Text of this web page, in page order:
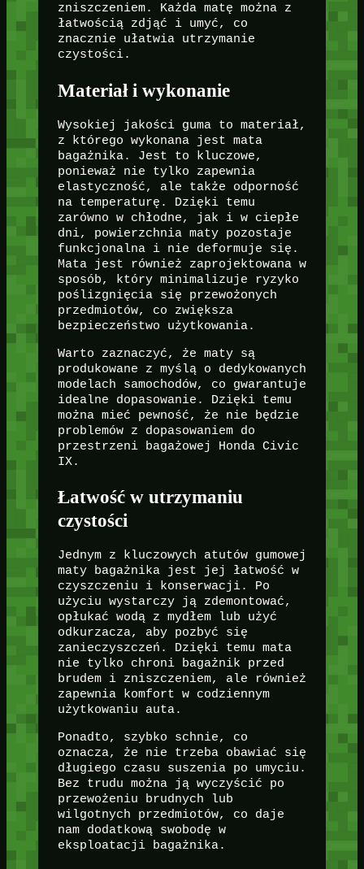
zniszczeniem. Każda matę można z
łatwością zdjąć i umyć, co
znacznie ułatwia utrzymanie
czystości.
Materiał i wykonanie
Wysokiej jakości guma to materiał,
z którego wykonana jest mata
bagażnika. Jest to kluczowe,
ponieważ nie tylko zapewnia
elastyczność, ale także odporność
na temperaturę. Dzięki temu
zarówno w chłodne, jak i w ciepłe
dni, powierzchnia maty pozostaje
funkcjonalna i nie deformuje się.
Mata jest również zaprojektowana w
sposób, który minimalizuje ryzyko
poślizgnięcia się przewożonych
przedmiotów, co zwiększa
bezpieczeństwo użytkowania.
Warto zaznaczyć, że maty są
produkowane z myślą o dedykowanych
modelach samochodów, co gwarantuje
idealne dopasowanie. Dzięki temu
można mieć pewność, że nie będzie
problemów z dopasowaniem do
przestrzeni bagażowej Honda Civic
IX.
Łatwość w utrzymaniu
czystości
Jednym z kluczowych atutów gumowej
maty bagażnika jest jej łatwość w
czyszczeniu i konserwacji. Po
użyciu wystarczy ją zdemontować,
opłukać wodą z mydłem lub użyć
odkurzacza, aby pozbyć się
zanieczyszczeń. Dzięki temu mata
nie tylko chroni bagażnik przed
brudem i zniszczeniem, ale również
zapewnia komfort w codziennym
użytkowaniu auta.
Ponadto, szybko schnie, co
oznacza, że nie trzeba obawiać się
długiego czasu suszenia po umyciu.
Bez trudu można ją wyczyścić po
przewożeniu brudnych lub
wilgotnych przedmiotów, co daje
nam dodatkową swobodę w
eksploatacji bagażnika.